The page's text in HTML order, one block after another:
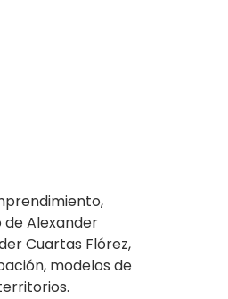
Alexander
Cuartas Flórez,
modelos de